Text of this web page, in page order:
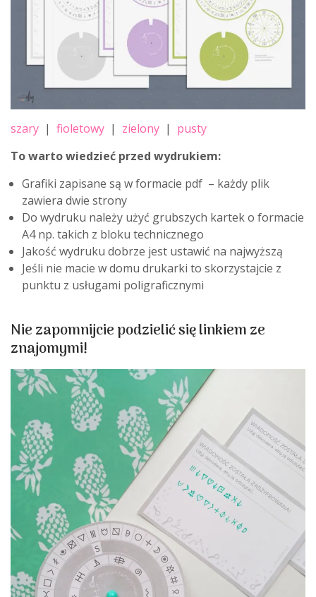
szary | fioletowy | zielony | pusty
To warto wiedzieć przed wydrukiem:
Grafiki zapisane są w formacie pdf – każdy plik
zawiera dwie strony
Do wydruku należy użyć grubszych kartek o formacie
A4 np. takich z bloku technicznego
Jakość wydruku dobrze jest ustawić na najwyższą
Jeśli nie macie w domu drukarki to skorzystajcie z
punktu z usługami poligraficznymi
Nie zapomnijcie podzielić się linkiem ze
znajomymi!